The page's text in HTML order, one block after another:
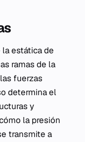
estática de
ramas de la
fuerzas
determina el
y
la presión
transmite a